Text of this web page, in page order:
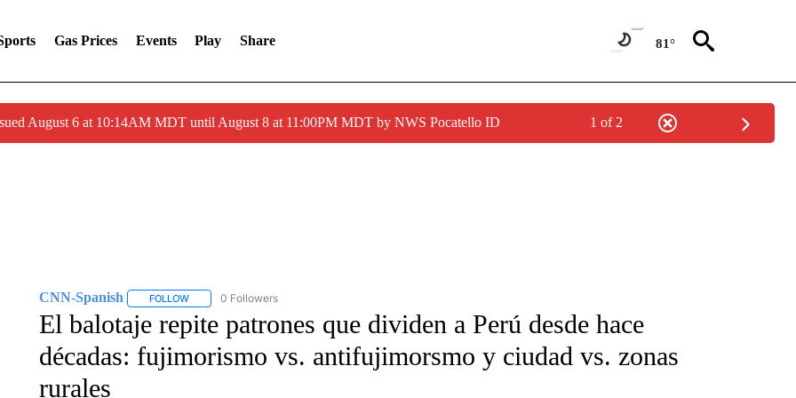
Gas Prices Events Play Share 81°
August 6 at 10:14AM MDT until August 8 at 11:00PM MDT by NWS Pocatello ID 1 of 2
CNN-Spanish FOLLOWFOLLOW "CNN-SPANISH" TO RECEIVE NOTIFICATIONS ABOUT NEW PAGES ON "CNN-SPANISH".
0 Followers
El balotaje repite patrones que dividen a Perú desde hace
décadas: fujimorismo vs. antifujimorsmo y ciudad vs. zonas
rurales